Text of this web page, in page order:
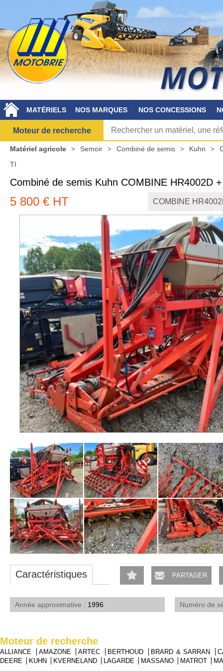
MATÉRIELS NOS MARQUES NOS CONCESSIONS
Moteur de recherche
Matériel agricole Semoir Combiné de semis Kuhn
TI
Combiné de semis Kuhn COMBINE HR4002D
5 800 € HT COMBINE
Caractéristiques PARTAGER
Année approximative 1996 Numéro de
Moteur de recherche
ALLIANCE AMAZONE ARTEC BERTHOUD BRARD & SARRAN
DEERE
KUHN KVERNELAND LAGARDE MASSANO MATROT